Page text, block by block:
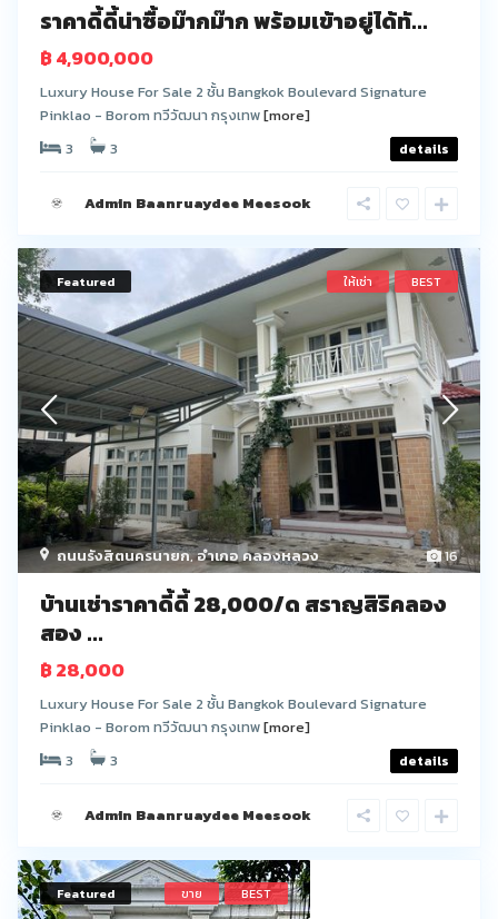
ราคาดี้ดี้น่าซื้อม๊ากม๊าก พร้อมเข้าอยู่ได้ทั...
฿ 4,900,000
Luxury House For Sale 2 ชั้น Bangkok Boulevard Signature
Pinklao - Borom ทวีวัฒนา กรุงเทพ[more]
3
3 details
Admin Baanruaydee Meesook
16
ถนนรังสิตนครนายก,อำเภอ คลองหลวง
Featured ให้เช่า BEST
บ้านเช่าราคาดี้ดี้ 28,000/ด สราญสิริคลอง
สอง ...
฿ 28,000
Luxury House For Sale 2 ชั้น Bangkok Boulevard Signature
Pinklao - Borom ทวีวัฒนา กรุงเทพ[more]
3
3 details
Admin Baanruaydee Meesook
Featured ขาย BEST